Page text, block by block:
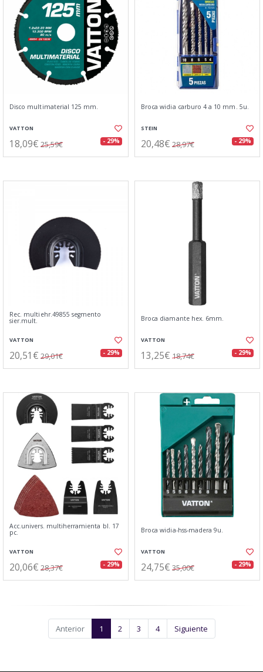
Disco multimaterial 125 mm.
VATTON
18,09€ 25,59€ - 29%
Broca widia carburo 4 a 10 mm. 5u.
STEIN
20,48€ 28,97€ - 29%
Rec. multiehr.49855 segmento
sier.mult.
VATTON
20,51€ 29,01€ - 29%
Broca diamante hex. 6mm.
VATTON
13,25€ 18,74€ - 29%
Acc.univers. multiherramienta bl. 17
pc.
VATTON
20,06€ 28,37€ - 29%
Broca widia-hss-madera 9u.
VATTON
24,75€ 35,00€ - 29%
Anterior 1 2 3 4 Siguiente